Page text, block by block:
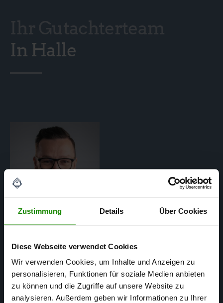
Zustimmung Details Über Cookies
Diese Webseite verwendet Cookies
Wir verwenden Cookies, um Inhalte und Anzeigen zu
personalisieren, Funktionen für soziale Medien anbieten
zu können und die Zugriffe auf unsere Website zu
analysieren. Außerdem geben wir Informationen zu Ihrer
In Halle
Matthias Mertens
SACHVERSTÄNDIGER FÜR
IMMOBILIENBEWERTUNG